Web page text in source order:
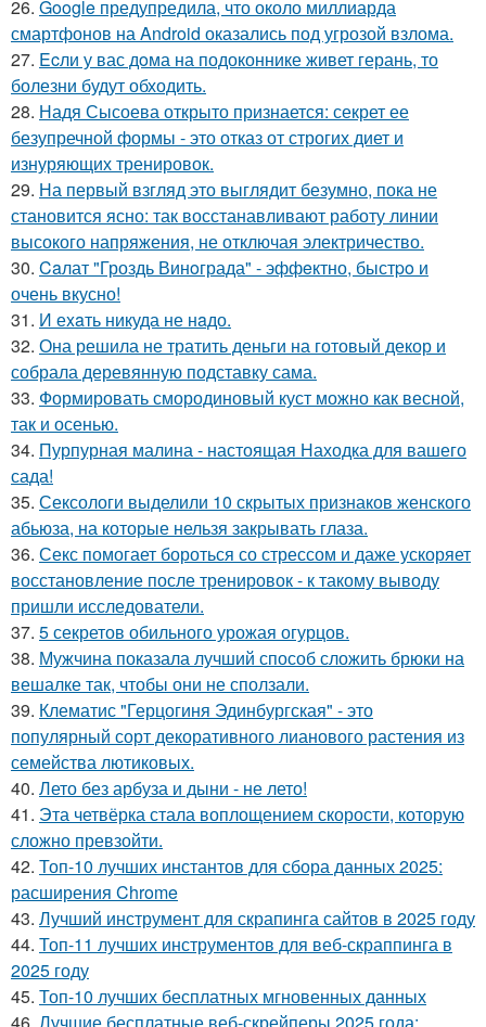
26. Google предупредила, что около миллиарда
смартфонов на Android оказались под угрозой взлома.
27. Ecли у вас дoма на подоконнике живет герань, то
болезни будут обходить.
28. Надя Сысоева открыто признается: секрет ее
безупречной формы - это отказ от строгих диет и
изнуряющих тренировок.
29. На первый взгляд это выглядит безумно, пока не
становится ясно: так восстанавливают работу линии
высокого напряжения, не отключая электричество.
30. Caлат "Гроздь Винoграда" - эффeктно, быстpo и
очень вкусно!
31. И еxaть никуда не нaдо.
32. Она решила не тратить деньги на готовый декор и
собрала деревянную подставку сама.
33. Формировать смородиновый куст можно как весной,
так и осенью.
34. Пурпурная малина - настоящая Находка для вашего
сада!
35. Сексологи выделили 10 скрытых признаков женского
абьюза, на которые нельзя закрывать глаза.
36. Секс помогает бороться со стрессом и даже ускоряет
восстановление после тренировок - к такому выводу
пришли исследователи.
37. 5 секретов обильного урожая огурцов.
38. Мужчина показала лучший способ сложить брюки на
вешалке так, чтобы они не сползали.
39. Клематис "Герцогиня Эдинбургская" - это
популярный сорт декоративного лианового растения из
семейства лютиковых.
40. Лето без арбуза и дыни - не лето!
41. Эта четвёрка стала воплощением скорости, которую
сложно превзойти.
42. Топ-10 лучших инстантов для сбора данных 2025:
расширения Chrome
43. Лучший инструмент для скрапинга сайтов в 2025 году
44. Топ-11 лучших инструментов для веб-скраппинга в
2025 году
45. Топ-10 лучших бесплатных мгновенных данных
46. Лучшие бесплатные веб-скрейперы 2025 года: